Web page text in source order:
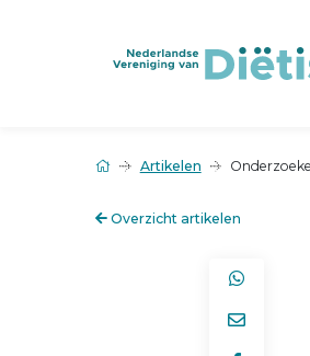
Artikelen
Overzicht artikelen